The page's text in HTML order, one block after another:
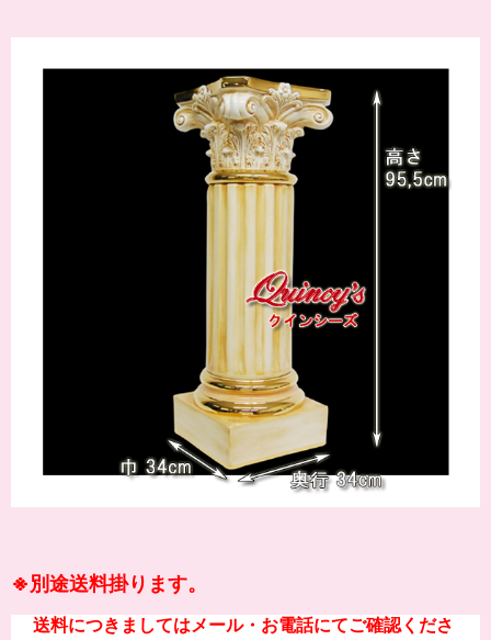
※別途送料掛ります。
送料につきましてはメール・お電話にてご確認くださ